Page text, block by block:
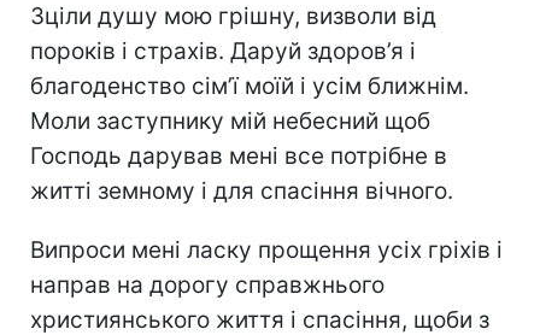
Зціли дyшу мою гpішну, визволи від
поpoків і стpaхів. Даруй здоров’я і
благоденство сім’ї моїй і усім ближнім.
Моли заступнику мій небесний щоб
Господь дарував мені все потрібне в
житті земному і для спасіння вічного.
Випроси мені ласку прощення усіх гріхів і
направ на дорогу справжнього
християнського життя і спасіння, щоби з